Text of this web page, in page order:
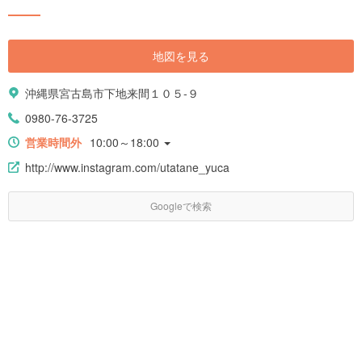
地図を見る
沖縄県宮古島市下地来間１０５-９
0980-76-3725
営業時間外 10:00～18:00
http://www.instagram.com/utatane_yuca
Googleで検索